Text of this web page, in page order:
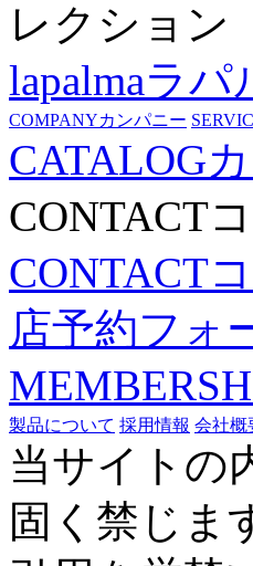
レクション
lapalmaラパ
COMPANYカンパニー
CATALOG
CONTACT
CONTACT
店予約フォ
製品について 採用情報 会社概
当サイトの
固く禁じま